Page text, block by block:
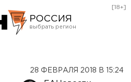
РОССИЯ
[18+]
28 ФЕВРАЛЯ 2018 В 15:24